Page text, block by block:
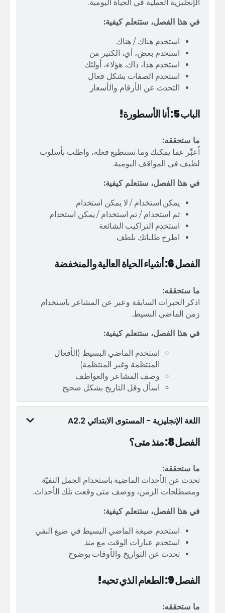
الإنجليزية العملية في الحياة اليومية.
في هذا الفصل، ستتعلم كيفية:
استخدم هناك / هناك
استخدم بعض، أي، الكثير من
استخدم هذا، ذاك، هؤلاء، أولئك
استخدم الصفات بشكل فعال
التحدث عن الأرقام والأسعار
الباب 5: أنا الأسطورة!
ما ستحققه:
اُعبِّر عما يمكنك وما تستطيع فعله، واطلب بأسلوب
لطيف في المواقف اليومية.
في هذا الفصل، ستتعلم كيفية:
يمكن استخدام / لا يمكن استخدام
تم استخدام / تم استخدام / يمكن استخدام
استخدم التراكيب الشائعة
اطرح طلباتك بلطف
الفصل 6: أشياء الحياة العالية والمنخفضة
ما ستحققه:
اذكر الخبرات السابقة وعبر عن المشاعر باستخدام
زمن الماضي البسيط.
في هذا الفصل، ستتعلم كيفية:
استخدم الماضي البسيط (الأفعال
المنتظمة وغير المنتظمة)
وصف المشاعر والعواطف
اسأل وقل التاريخ بشكل صحيح
اللغة الإنجليزية - المستوى الابتدائي A2.2
الفصل 8: منذ متى؟
ما ستحققه:
تحدث عن الأحداث الماضية باستخدام الجمل النفيّة
ومصطلحات الزمن، ووصف متى وقعت تلك الأحداث.
في هذا الفصل، ستتعلم كيفية:
استخدم صيغة الماضي البسيط في صيغ النفي
استخدم عبارات الوقت مع منذ
تحدث عن التواريخ والأوقات بوضوح
الفصل 9: الطعام الذي تحبه!
ما ستحققه: